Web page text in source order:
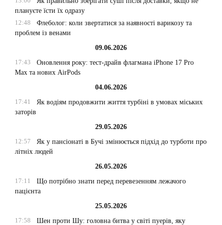
плануєте їсти їх одразу
12:48
Флеболог: коли звертатися за наявності варикозу та
проблем із венами
09.06.2026
17:43
Оновлення року: тест-драйв флагмана iPhone 17 Pro
Max та нових AirPods
04.06.2026
17:41
Як водіям продовжити життя турбіні в умовах міських
заторів
29.05.2026
12:57
Як у пансіонаті в Бучі змінюється підхід до турботи про
літніх людей
26.05.2026
17:11
Що потрібно знати перед перевезенням лежачого
пацієнта
25.05.2026
17:58
Шен проти Шу: головна битва у світі пуерів, яку